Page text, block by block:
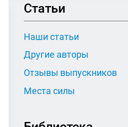
Статьи
Наши статьи
Другие авторы
Отзывы выпускников
Места силы